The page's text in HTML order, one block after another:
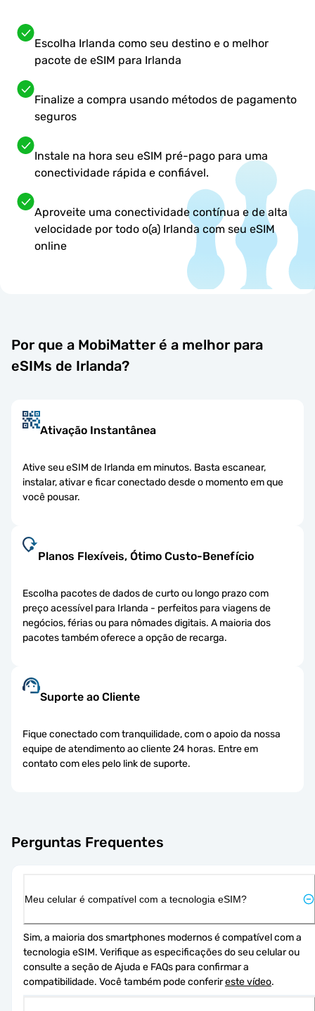
Escolha Irlanda como seu destino e o melhor
pacote de eSIM para Irlanda
Finalize a compra usando métodos de pagamento
seguros
Instale na hora seu eSIM pré-pago para uma
conectividade rápida e confiável.
Aproveite uma conectividade contínua e de alta
velocidade por todo o(a) Irlanda com seu eSIM
online
Por que a MobiMatter é a melhor para
eSIMs de Irlanda?
Ativação Instantânea
Ative seu eSIM de Irlanda em minutos. Basta escanear,
instalar, ativar e ficar conectado desde o momento em que
você pousar.
Planos Flexíveis, Ótimo Custo-Benefício
Escolha pacotes de dados de curto ou longo prazo com
preço acessível para Irlanda - perfeitos para viagens de
negócios, férias ou para nômades digitais. A maioria dos
pacotes também oferece a opção de recarga.
Suporte ao Cliente
Fique conectado com tranquilidade, com o apoio da nossa
equipe de atendimento ao cliente 24 horas. Entre em
contato com eles pelo link de suporte.
Perguntas Frequentes
Meu celular é compatível com a tecnologia eSIM?
Sim, a maioria dos smartphones modernos é compatível com a
tecnologia eSIM. Verifique as especificações do seu celular ou
consulte a seção de Ajuda e FAQs para confirmar a
compatibilidade. Você também pode conferir este vídeo.